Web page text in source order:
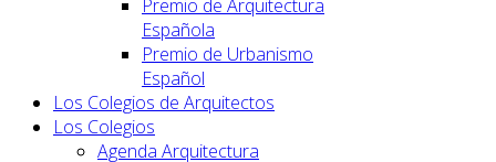
Premio de Arquitectura
Española
Premio de Urbanismo
Español
Los Colegios de Arquitectos
Los Colegios
Agenda Arquitectura